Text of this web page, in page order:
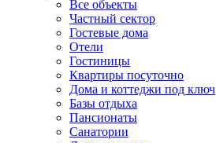
Все объекты
Частный сектор
Гостевые дома
Отели
Гостиницы
Квартиры посуточно
Дома и коттеджи под ключ
Базы отдыха
Пансионаты
Санатории